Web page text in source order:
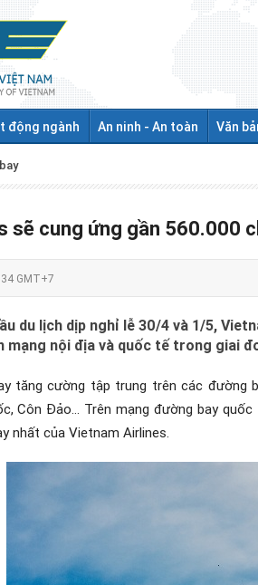
động ngành An ninh - An toàn Văn
sẽ cung ứng gần 560.000
GMT+7
du lịch dịp nghỉ lễ 30/4 và 1/5,
mạng nội địa và quốc tế trong giai
tăng cường tập trung trên các đường
Côn Đảo… Trên mạng đường bay
nhất của Vietnam Airlines.